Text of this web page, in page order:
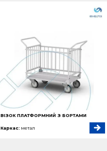
ВІЗОК ПЛАТФОРМНИЙ З БОРТАМИ
Каркас: метал